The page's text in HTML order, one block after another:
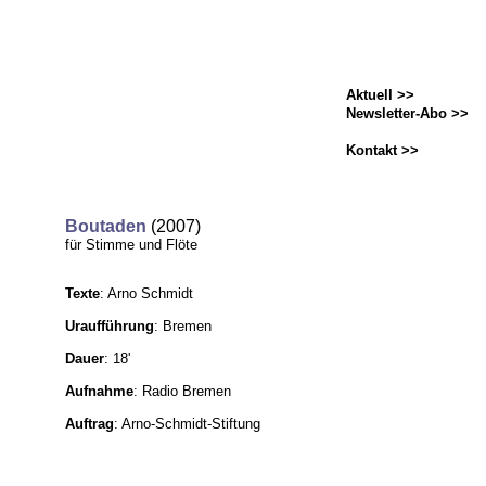
Aktuell >>
Newsletter-Abo >>
Kontakt >>
Boutaden (2007)
für Stimme und Flöte
Texte: Arno Schmidt
Uraufführung: Bremen
Dauer: 18'
Aufnahme: Radio Bremen
Auftrag: Arno-Schmidt-Stiftung